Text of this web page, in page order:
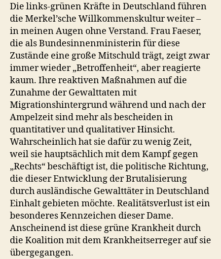
Die links-grünen Kräfte in Deutschland führen
die Merkel’sche Willkommenskultur weiter –
in meinen Augen ohne Verstand. Frau Faeser,
die als Bundesinnenministerin für diese
Zustände eine große Mitschuld trägt, zeigt zwar
immer wieder „Betroffenheit“, aber reagierte
kaum. Ihre reaktiven Maßnahmen auf die
Zunahme der Gewalttaten mit
Migrationshintergrund während und nach der
Ampelzeit sind mehr als bescheiden in
quantitativer und qualitativer Hinsicht.
Wahrscheinlich hat sie dafür zu wenig Zeit,
weil sie hauptsächlich mit dem Kampf gegen
„Rechts“ beschäftigt ist, die politische Richtung,
die dieser Entwicklung der Brutalisierung
durch ausländische Gewalttäter in Deutschland
Einhalt gebieten möchte. Realitätsverlust ist ein
besonderes Kennzeichen dieser Dame.
Anscheinend ist diese grüne Krankheit durch
die Koalition mit dem Krankheitserreger auf sie
übergegangen.